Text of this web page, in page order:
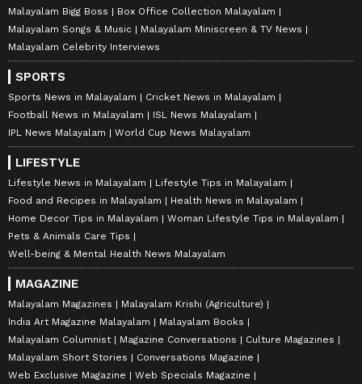
Malayalam Bigg Boss
Box Office Collection Malayalam
Malayalam Songs & Music
Malayalam Miniscreen & TV News
Malayalam Celebrity Interviews
SPORTS
Sports News in Malayalam
Cricket News in Malayalam
Football News in Malayalam
ISL News Malayalam
IPL News Malayalam
World Cup News Malayalam
LIFESTYLE
Lifestyle News in Malayalam
Lifestyle Tips in Malayalam
Food and Recipes in Malayalam
Health News in Malayalam
Home Decor Tips in Malayalam
Woman Lifestyle Tips in Malayalam
Pets & Animals Care Tips
Well-being & Mental Health News Malayalam
MAGAZINE
Malayalam Magazines
Malayalam Krishi (Agriculture)
India Art Magazine Malayalam
Malayalam Books
Malayalam Columnist
Magazine Conversations
Culture Magazines
Malayalam Short Stories
Conversations Magazine
Web Exclusive Magazine
Web Specials Magazine